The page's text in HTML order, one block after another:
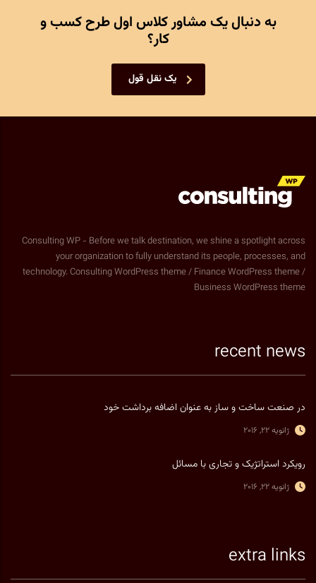
به دنبال یک مشاور کلاس اول طرح کسب و
کار؟
یک نقل قول
Consulting WP - Before we talk destination, we shine a spotlight across
your organization to fully understand its people, processes, and
technology. Consulting WordPress theme / Finance WordPress theme /
Business WordPress theme
recent news
در صنعت ساخت و ساز به عنوان اضافه برداشت خود
ژانویه 22, 2016
رویکرد استراتژیک و تجاری با مسائل
ژانویه 22, 2016
extra links